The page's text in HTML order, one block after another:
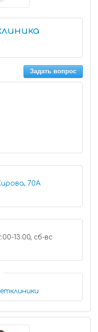
Задать вопрос
70А
13:00, сб-вс